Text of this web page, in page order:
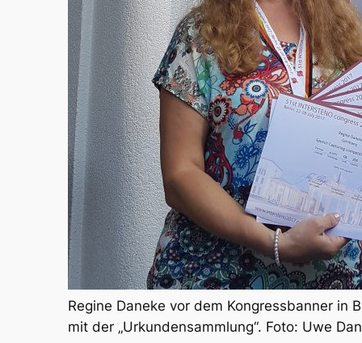
Regine Daneke vor dem Kongressbanner in
mit der „Urkundensammlung“. Foto: Uwe